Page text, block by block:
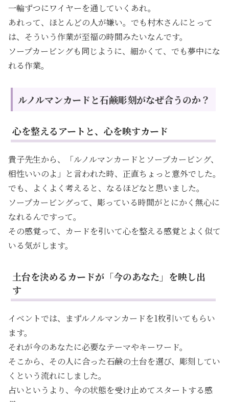
一輪ずつにワイヤーを通していくあれ。
あれって、ほとんどの人が嫌い。でも村木さんにとって
は、そういう作業が至福の時間みたいなんです。
ソープカービングも同じように、細かくて、でも夢中にな
れる作業。
ルノルマンカードと石鹸彫刻がなぜ合うのか？
心を整えるアートと、心を映すカード
貴子先生から、「ルノルマンカードとソープカービング、
相性いいのよ」と言われた時、正直ちょっと意外でした。
でも、よくよく考えると、なるほどなと思いました。
ソープカービングって、彫っている時間がとにかく無心に
なれるんですって。
その感覚って、カードを引いて心を整える感覚とよく似て
いる気がします。
土台を決めるカードが「今のあなた」を映し出
す
イベントでは、まずルノルマンカードを1枚引いてもらい
ます。
それが今のあなたに必要なテーマやキーワード。
そこから、その人に合った石鹸の土台を選び、彫刻してい
くという流れにしました。
占いというより、今の状態を受け止めてスタートする感